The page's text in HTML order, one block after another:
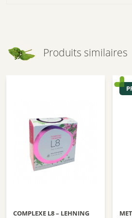
Produits similaires
COMPLEXE L8 – LEHNING